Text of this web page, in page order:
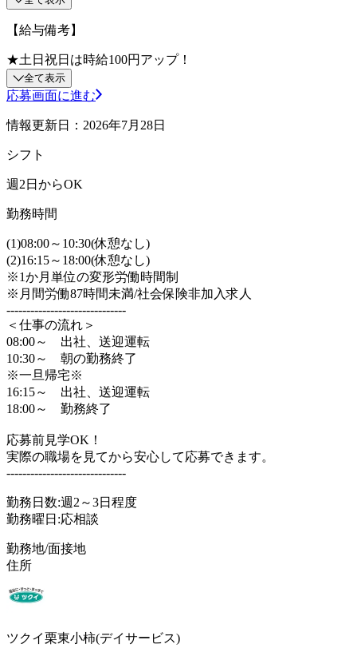
【給与備考】
★土日祝日は時給100円アップ！
全て表示
応募画面に進む
情報更新日：2026年7月28日
シフト
週2日からOK
勤務時間
(1)08:00～10:30(休憩なし)
(2)16:15～18:00(休憩なし)
※1か月単位の変形労働時間制
※月間労働87時間未満/社会保険非加入求人
------------------------------
＜仕事の流れ＞
08:00～ 出社、送迎運転
10:30～ 朝の勤務終了
※一旦帰宅※
16:15～ 出社、送迎運転
18:00～ 勤務終了
応募前見学OK！
実際の職場を見てから安心して応募できます。
------------------------------
勤務日数:週2～3日程度
勤務曜日:応相談
勤務地/面接地
住所
ツクイ栗東小柿(デイサービス)